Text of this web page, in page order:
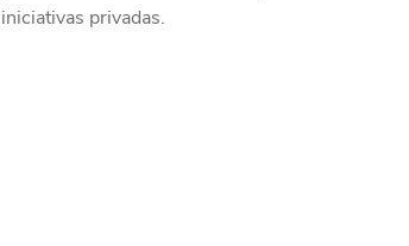
iniciativas privadas.